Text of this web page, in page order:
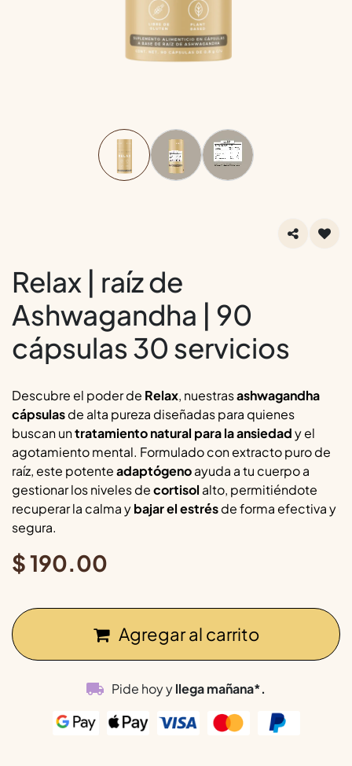
Relax | raíz de
Ashwagandha | 90
cápsulas 30 servicios
Descubre el poder de Relax, nuestrasashwagandha
cápsulasde alta pureza diseñadas para quienes
buscan untratamiento natural para la ansiedady el
agotamiento mental. Formulado con extracto puro de
raíz, este potenteadaptógenoayuda a tu cuerpo a
gestionar los niveles decortisol alto, permitiéndote
recuperar la calma ybajar el estrésde forma efectiva y
segura.
$190.00
Agregar al carrito
Pide hoy yllega mañana*.